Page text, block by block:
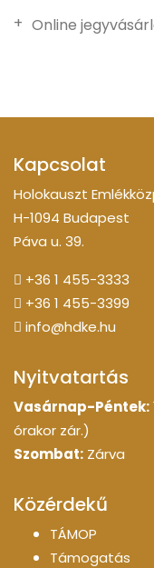
Online
Kapcsolat
Holokauszt
H-1094 Budapest
Páva u. 39.
+36 1 455-3333
+36 1 455-3399
info@hdke.hu
Nyitvatartás
Vasárnap-Péntek:
órakor zár.)
Szombat: Zárva
Közérdekű
TÁMOP
Támogatás